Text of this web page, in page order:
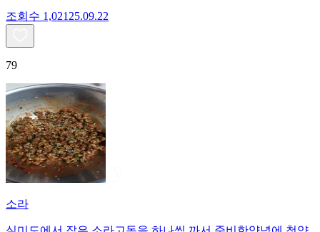
조회수 1,021 25.09.22
79
소라